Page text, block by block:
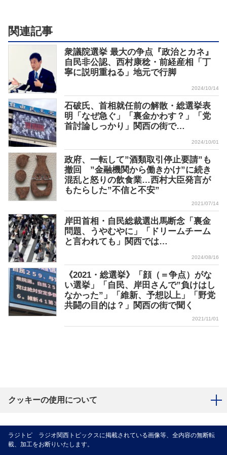
関連記事
衆議院選挙 最大の争点『政治とカネ』
自民非公認、西村康稔・前経産相「丁
寧に説明重ねる」地元で行脚
2024/10/14
石破氏、首相就任前の解散・総選挙表
明「なぜ急ぐ」「裏金かわす？」「党
首討論しっかり」関西の街で…
2024/10/01
政府、一転して”酒類取引停止要請”も
撤回 ”金融機関から働きかけ”に続き
混乱と怒りの飲食業…西村大臣発言が
もたらした”不信と不安”
2021/07/14
岸田首相・自民総裁選出馬断念「裏金
問題、うやむやに」「ドリームチーム
と言われても」関西では…
2024/08/16
《2021・総選挙》「顔（＝争点）がな
い選挙」「自民、岸田さんで”負けはし
なかった”」「維新、予想以上」「野党
共闘の目的は？」関西の街で聞く
2021/11/01
クッキーの使用について
ラジトピ ラジオ関西トピックスに掲載されている画像等、全内容の無断転
載、加工をお断りいたします。